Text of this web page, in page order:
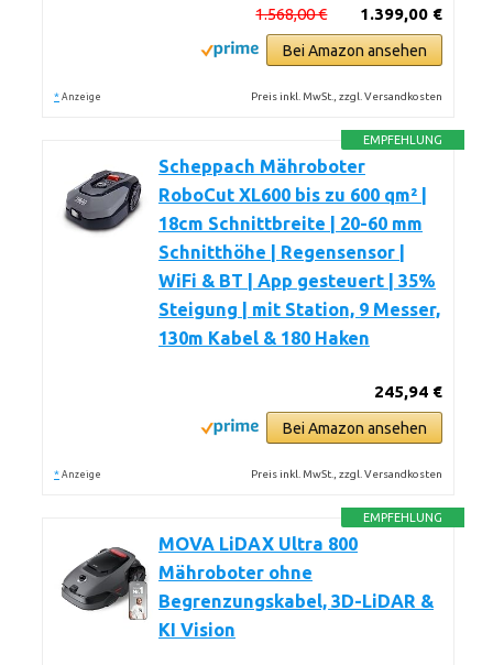
1.399,00 €
1.568,00 €
Bei Amazon ansehen
* Anzeige Preis inkl. MwSt., zzgl. Versandkosten
EMPFEHLUNG
Scheppach Mähroboter
RoboCut XL600 bis zu 600 qm² |
18cm Schnittbreite | 20-60 mm
Schnitthöhe | Regensensor |
WiFi & BT | App gesteuert | 35%
Steigung | mit Station, 9 Messer,
130m Kabel & 180 Haken
245,94 €
Bei Amazon ansehen
* Anzeige Preis inkl. MwSt., zzgl. Versandkosten
EMPFEHLUNG
MOVA LiDAX Ultra 800
Mähroboter ohne
Begrenzungskabel, 3D-LiDAR &
KI Vision